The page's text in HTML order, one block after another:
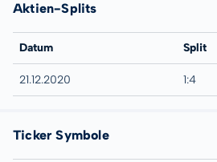
Aktien-Splits
Datum Split
21.12.2020 1:4
Ticker Symbole